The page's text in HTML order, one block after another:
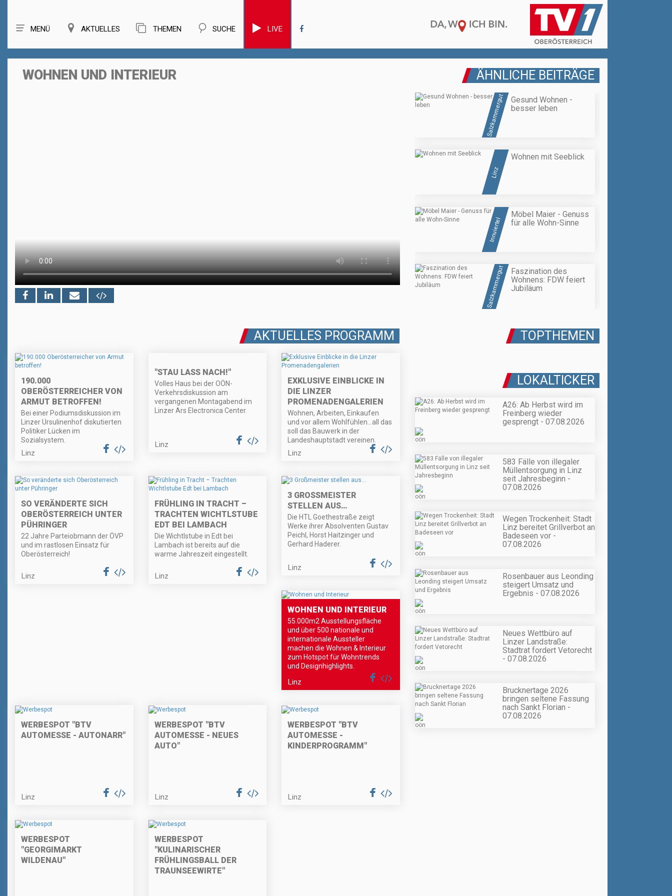
MENÜ AKTUELLES THEMEN SUCHE LIVE
WOHNEN UND INTERIEUR ÄHNLICHE BEITRÄGE
Salzkammergut
Gesund Wohnen -
besser leben
Linz
Wohnen mit Seeblick
Innviertel
Möbel Maier - Genuss
für alle Wohn-Sinne
Salzkammergut
Faszination des
Wohnens: FDW feiert
Jubiläum
AKTUELLES PROGRAMM
190.000
OBERÖSTERREICHER VON
ARMUT BETROFFEN!
Bei einer Podiumsdiskussion im
Linzer Ursulinenhof diskutierten
Politiker Lücken im
Sozialsystem.
Linz
"STAU LASS NACH!"
Volles Haus bei der OÖN-
Verkehrsdiskussion am
vergangenen Montagabend im
Linzer Ars Electronica Center.
Linz
EXKLUSIVE EINBLICKE IN
DIE LINZER
PROMENADENGALERIEN
Wohnen, Arbeiten, Einkaufen
und vor allem Wohlfühlen…all das
soll das Bauwerk in der
Landeshauptstadt vereinen.
Linz
SO VERÄNDERTE SICH
OBERÖSTERREICH UNTER
PÜHRINGER
22 Jahre Parteiobmann der ÖVP
und im rastlosen Einsatz für
Oberösterreich!
Linz
FRÜHLING IN TRACHT –
TRACHTEN WICHTLSTUBE
EDT BEI LAMBACH
Die Wichtlstube in Edt bei
Lambach ist bereits auf die
warme Jahreszeit eingestellt.
Linz
3 GROSSMEISTER S
TELLEN AUS…
Die HTL Goethestraße zeigt
Werke ihrer Absolventen Gustav
Peichl, Horst Haitzinger und
Gerhard Haderer.
Linz
WOHNEN UND INTERIEUR
55.000m2 Ausstellungsfläche
und über 500 nationale und
internationale Aussteller
machen die Wohnen & Interieur
zum Hotspot für Wohntrends
und Designhighlights.
Linz
WERBESPOT "BTV
AUTOMESSE - AUTONARR"
Linz
WERBESPOT "BTV
AUTOMESSE - NEUES
AUTO"
Linz
WERBESPOT "BTV
AUTOMESSE -
KINDERPROGRAMM"
Linz
WERBESPOT
"GEORGIMARKT
WILDENAU"
WERBESPOT
"KULINARISCHER
FRÜHLINGSBALL DER
TRAUNSEEWIRTE"
TOPTHEMEN
LOKALTICKER
A26: Ab Herbst wird im
Freinberg wieder
gesprengt - 07.08.2026
583 Fälle von illegaler
Müllentsorgung in Linz
seit Jahresbeginn -
07.08.2026
Wegen Trockenheit: Stadt
Linz bereitet Grillverbot an
Badeseen vor -
07.08.2026
Rosenbauer aus Leonding
steigert Umsatz und
Ergebnis - 07.08.2026
Neues Wettbüro auf
Linzer Landstraße:
Stadtrat fordert Vetorecht
- 07.08.2026
Brucknertage 2026
bringen seltene Fassung
nach Sankt Florian -
07.08.2026